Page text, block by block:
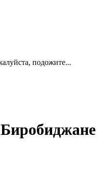
подожите...